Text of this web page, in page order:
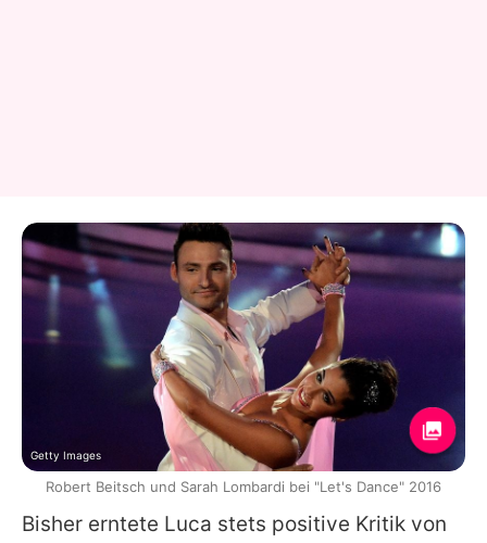
Bisher erntete Luca stets positive Kritik von
Getty Images
Robert Beitsch und Sarah Lombardi bei "Let's Dance" 2016